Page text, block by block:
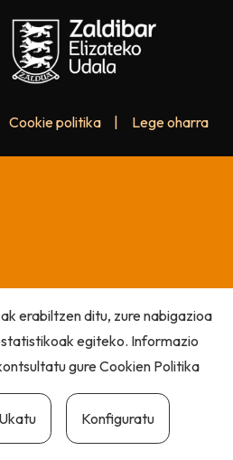
Cookie politika Lege oharra
erabiltzen ditu, zure nabigazioa
egiteko. Informazio
gureCookien Politika
Ukatu Konfiguratu